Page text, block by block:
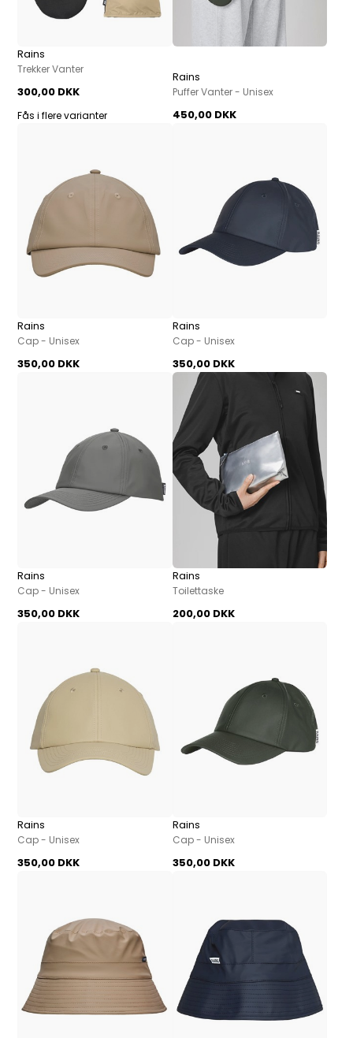
Rains
Trekker Vanter
300,00 DKK
Fås i flere varianter
Rains
Puffer Vanter - Unisex
450,00 DKK
Rains
Cap - Unisex
350,00 DKK
Rains
Cap - Unisex
350,00 DKK
Rains
Cap - Unisex
350,00 DKK
Rains
Toilettaske
200,00 DKK
Rains
Cap - Unisex
350,00 DKK
Rains
Cap - Unisex
350,00 DKK